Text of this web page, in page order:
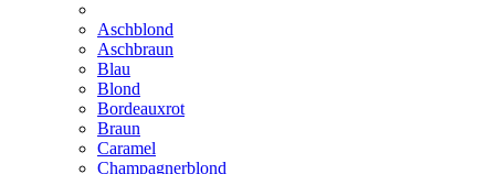
Aschblond
Aschbraun
Blau
Blond
Bordeauxrot
Braun
Caramel
Champagnerblond